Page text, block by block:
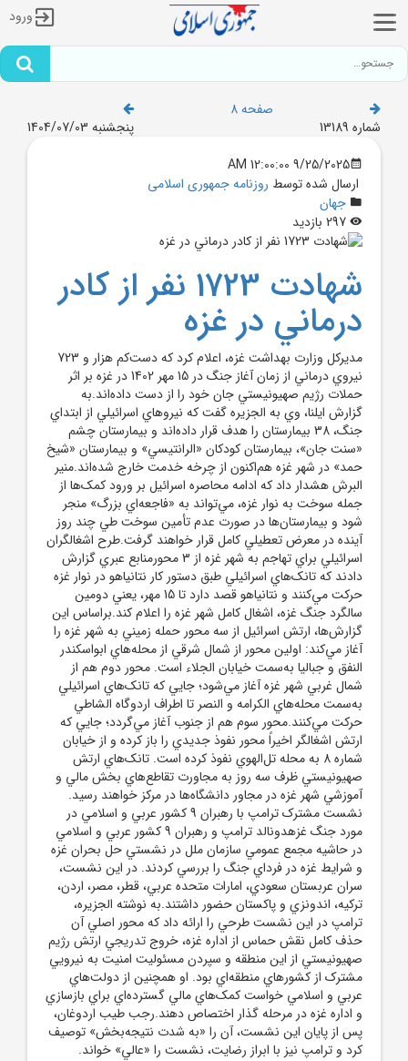
ورود
صفحه 8
شماره 13189
پنجشنبه 1404/07/03
9/25/2025 12:00:00 AM
ارسال شده توسط روزنامه جمهوری اسلامی
جهان
شهادت 1723 نفر از کادر
درماني در غزه
مديرکل وزارت بهداشت غزه، اعلام کرد که دست‌کم هزار و 723
نيروي درماني از زمان آغاز جنگ در 15 مهر 1402 در غزه بر اثر
حملات رژيم صهيونيستي جان خود را از دست داده‌اند.به
گزارش ايلنا، وي به الجزيره گفت که نيروهاي اسرائيلي از ابتداي
جنگ، 38 بيمارستان را هدف قرار داده‌اند و بيمارستان چشم
«سنت جان»، بيمارستان کودکان «الرانتيسي» و بيمارستان «شيخ
حمد» در شهر غزه هم‌اکنون از چرخه خدمت خارج شده‌اند.منير
البرش هشدار داد که ادامه محاصره اسرائيل بر ورود کمک‌ها از
جمله سوخت به نوار غزه، مي‌تواند به «فاجعه‌اي بزرگ» منجر
شود و بيمارستان‌ها در صورت عدم تأمين سوخت طي چند روز
آينده در معرض تعطيلي کامل قرار خواهند گرفت.طرح اشغالگران
اسرائيلي براي تهاجم به شهر غزه از 3 محورمنابع عبري گزارش
دادند که تانک‌هاي اسرائيلي طبق دستور کار نتانياهو در نوار غزه
حرکت مي‌کنند و نتانياهو قصد دارد تا 15 مهر، يعني دومين
سالگرد جنگ غزه، اشغال کامل شهر غزه را اعلام کند.براساس اين
گزارش‌ها، ارتش اسرائيل از سه محور حمله زميني به شهر غزه را
آغاز مي‌کند: اولين محور از شمال شرقي از محله‌هاي ابواسکندر
النفق و جباليا به‌سمت خيابان الجلاء است. محور دوم هم از
شمال غربي شهر غزه آغاز مي‌شود؛ جايي که تانک‌هاي اسرائيلي
به‌سمت محله‌هاي الکرامه و النصر تا اطراف اردوگاه الشاطي
حرکت مي‌کنند.محور سوم هم از جنوب آغاز مي‌گردد؛ جايي که
ارتش اشغالگر اخيراً محور نفوذ جديدي را باز کرده و از خيابان
شماره 8 به محله تل‌الهوي نفوذ کرده است. تانک‌هاي ارتش
صهيونيستي ظرف سه روز به مجاورت تقاطع‌هاي بخش مالي و
آموزشي شهر غزه در مجاور دانشگاه‌ها در مرکز خواهند رسيد.
نشست مشترک ترامپ با رهبران 9 کشور عربي و اسلامي در
مورد جنگ غزهدونالد ترامپ و رهبران 9 کشور عربي و اسلامي
در حاشيه مجمع عمومي سازمان ملل در نشستي حل بحران غزه
و شرايط غزه در فرداي جنگ را بررسي کردند. در اين نشست،
سران عربستان سعودي، امارات متحده عربي، قطر، مصر، اردن،
ترکيه، اندونزي و پاکستان حضور داشتند.به نوشته الجزيره،
ترامپ در اين نشست طرحي را ارائه داد که محور اصلي آن
حذف کامل نقش حماس از اداره غزه، خروج تدريجي ارتش رژيم
صهيونيستي از اين منطقه و سپردن مسئوليت امنيت به نيرويي
مشترک از کشور‌هاي منطقه‌اي بود. او همچنين از دولت‌هاي
عربي و اسلامي خواست کمک‌هاي مالي گسترده‌اي براي بازسازي
و اداره غزه در مرحله گذار اختصاص دهند.رجب طيب اردوغان،
پس از پايان اين نشست، آن را «به شدت نتيجه‌بخش» توصيف
کرد و ترامپ نيز با ابراز رضايت، نشست را «عالي» خواند.